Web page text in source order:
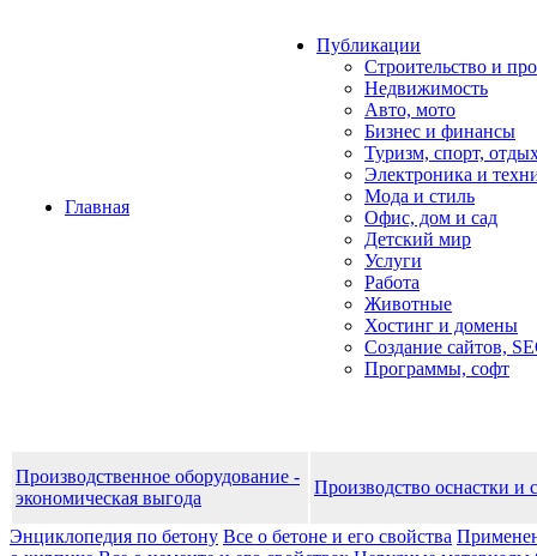
Главная
Публикации
Строительство и
Недвижимость
Авто, мото
Бизнес и финансы
Туризм, спорт,
Электроника и
Мода и стиль
Офис, дом и cад
Детский мир
Услуги
Работа
Животные
Хостинг и домены
Создание сайтов,
Программы, софт
Производственное оборудование -
экономическая выгода
Производство оснастки и
Энциклопедия по бетону Все о бетоне и его свойства